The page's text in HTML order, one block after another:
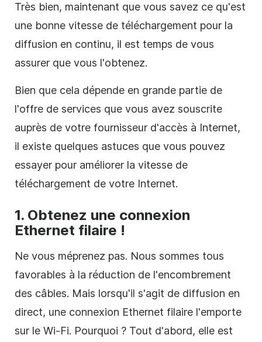
Très bien, maintenant que vous savez ce qu'est
une bonne vitesse de téléchargement pour la
diffusion en continu, il est temps de vous
assurer que vous l'obtenez.
Bien que cela dépende en grande partie de
l'offre de services que vous avez souscrite
auprès de votre fournisseur d'accès à Internet,
il existe quelques astuces que vous pouvez
essayer pour améliorer la vitesse de
téléchargement de votre Internet.
1. Obtenez une connexion
Ethernet filaire !
Ne vous méprenez pas. Nous sommes tous
favorables à la réduction de l'encombrement
des câbles. Mais lorsqu'il s'agit de diffusion en
direct, une connexion Ethernet filaire l'emporte
sur le Wi-Fi. Pourquoi ? Tout d'abord, elle est